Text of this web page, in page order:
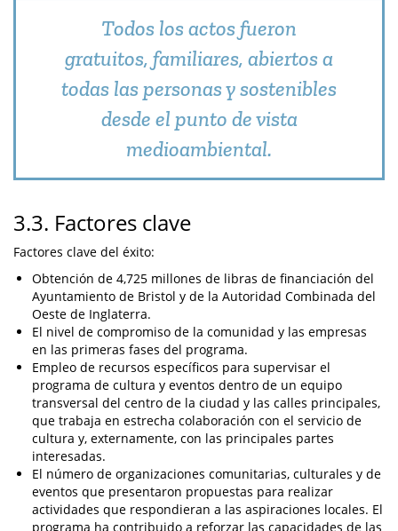
Todos los actos fueron
gratuitos, familiares, abiertos a
todas las personas y sostenibles
desde el punto de vista
medioambiental.
3.3. Factores clave
Factores clave del éxito:
Obtención de 4,725 millones de libras de financiación del
Ayuntamiento de Bristol y de la Autoridad Combinada del
Oeste de Inglaterra.
El nivel de compromiso de la comunidad y las empresas
en las primeras fases del programa.
Empleo de recursos específicos para supervisar el
programa de cultura y eventos dentro de un equipo
transversal del centro de la ciudad y las calles principales,
que trabaja en estrecha colaboración con el servicio de
cultura y, externamente, con las principales partes
interesadas.
El número de organizaciones comunitarias, culturales y de
eventos que presentaron propuestas para realizar
actividades que respondieran a las aspiraciones locales. El
programa ha contribuido a reforzar las capacidades de las